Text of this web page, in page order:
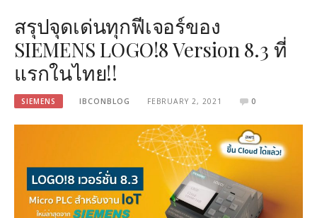
สรุปจุดเด่นทุกฟีเจอร์ของ
SIEMENS LOGO!8 Version 8.3 ที่
แรกในไทย!!
SIEMENS IBCONBLOG FEBRUARY 2, 2021 0